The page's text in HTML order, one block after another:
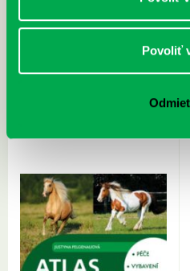
Povoliť
Rudź, Przemyslaw: Atlas hviezd:
Sprievodca po hviezdnej oblohe